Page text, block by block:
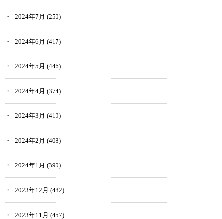
2024年7月 (250)
2024年6月 (417)
2024年5月 (446)
2024年4月 (374)
2024年3月 (419)
2024年2月 (408)
2024年1月 (390)
2023年12月 (482)
2023年11月 (457)